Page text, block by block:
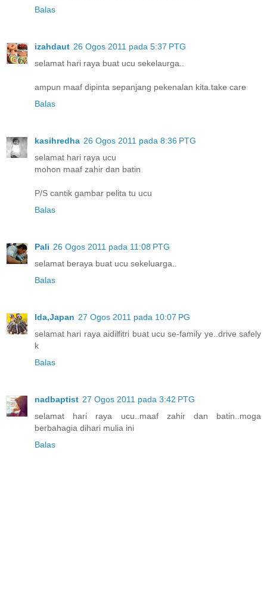
Balas
izahdaut 26 Ogos 2011 pada 5:37 PTG
selamat hari raya buat ucu sekelaurga..
ampun maaf dipinta sepanjang pekenalan kita.take care
Balas
kasihredha 26 Ogos 2011 pada 8:36 PTG
selamat hari raya ucu
mohon maaf zahir dan batin
P/S cantik gambar pelita tu ucu
Balas
Pali 26 Ogos 2011 pada 11:08 PTG
selamat beraya buat ucu sekeluarga..
Balas
Ida,Japan 27 Ogos 2011 pada 10:07 PG
selamat hari raya aidilfitri buat ucu se-family ye..drive safely
k
Balas
nadbaptist 27 Ogos 2011 pada 3:42 PTG
selamat hari raya ucu..maaf zahir dan batin..moga
berbahagia dihari mulia ini
Balas